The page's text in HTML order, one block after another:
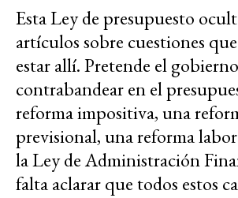
Esta Ley de presupuesto
artículos sobre cuestiones
estar allí. Pretende el gobierno
contrabandear en el
reforma impositiva, una
previsional, una reforma
la Ley de Administración
falta aclarar que todos estos